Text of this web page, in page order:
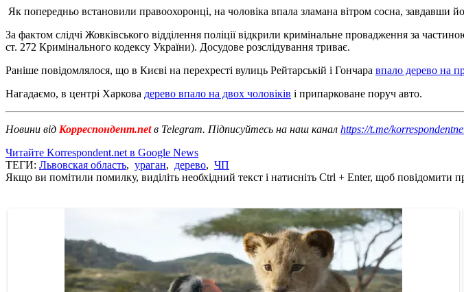
Як попередньо встановили правоохоронці, на чоловіка впала зламана вітром сосна, завдавши
За фактом слідчі Жовківського відділення поліції відкрили кримінальне провадження за
ст. 272 ​​Кримінального кодексу України). Досудове розслідування триває.
Раніше повідомлялося, що в Києві на перехресті вулиць Рейтарській і Гончара впало дерево на
Нагадаємо, в центрі Харкова дерево впало на двох чоловіків і припарковане поруч авто.
Новини від Корреспондент.netв Telegram. Підписуйтесь на наш канал https://t.me/
Читайте Korrespondent.net в Google News
ТЕГИ: Львовская область, ураган, дерево, ЧП
Якщо ви помітили помилку, виділіть необхідний текст і натисніть Ctrl + Enter, щоб повідомити